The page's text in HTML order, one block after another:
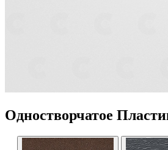
Одностворчатое